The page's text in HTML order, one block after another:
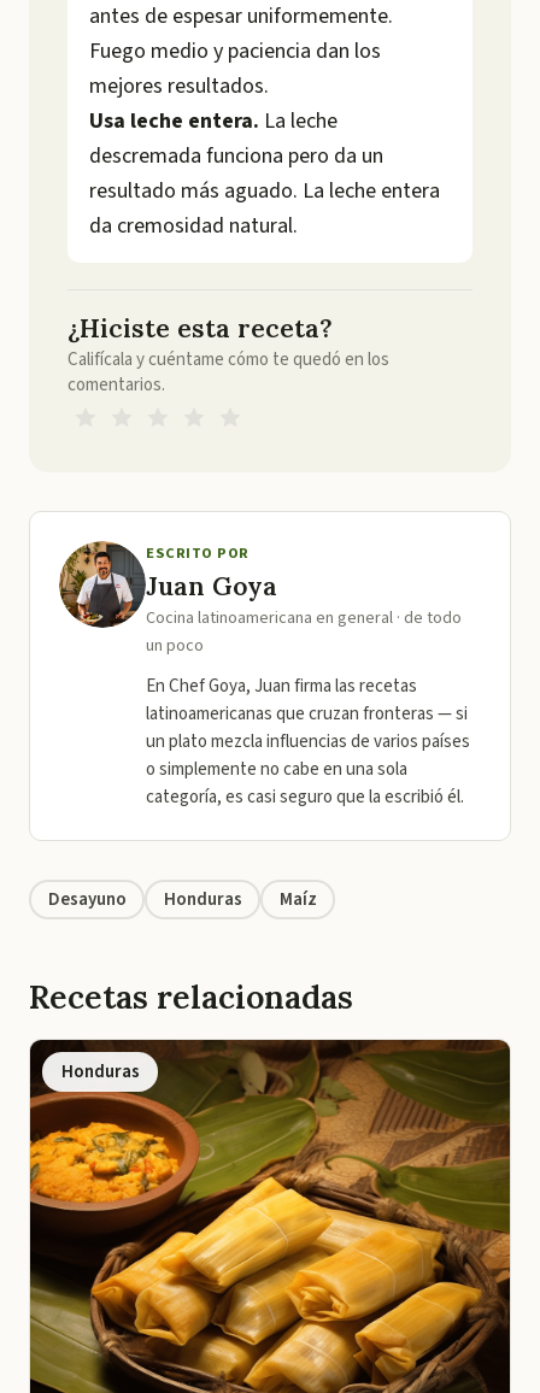
antes de espesar uniformemente.
Fuego medio y paciencia dan los
mejores resultados.
Usa leche entera. La leche
descremada funciona pero da un
resultado más aguado. La leche entera
da cremosidad natural.
¿Hiciste esta receta?
Califícala y cuéntame cómo te quedó en los
comentarios.
ESCRITO POR
Juan Goya
Cocina latinoamericana en general · de todo
un poco
En Chef Goya, Juan firma las recetas
latinoamericanas que cruzan fronteras — si
un plato mezcla influencias de varios países
o simplemente no cabe en una sola
categoría, es casi seguro que la escribió él.
Desayuno Honduras Maíz
Recetas relacionadas
Honduras